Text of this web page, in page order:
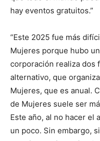
hay eventos gratuitos.”
“Este 2025 fue más
Mujeres porque hubo
corporación realiza dos
alternativo, que
Mujeres, que es anual.
de Mujeres suele ser
Este año, al no hacer el
un poco. Sin embargo,